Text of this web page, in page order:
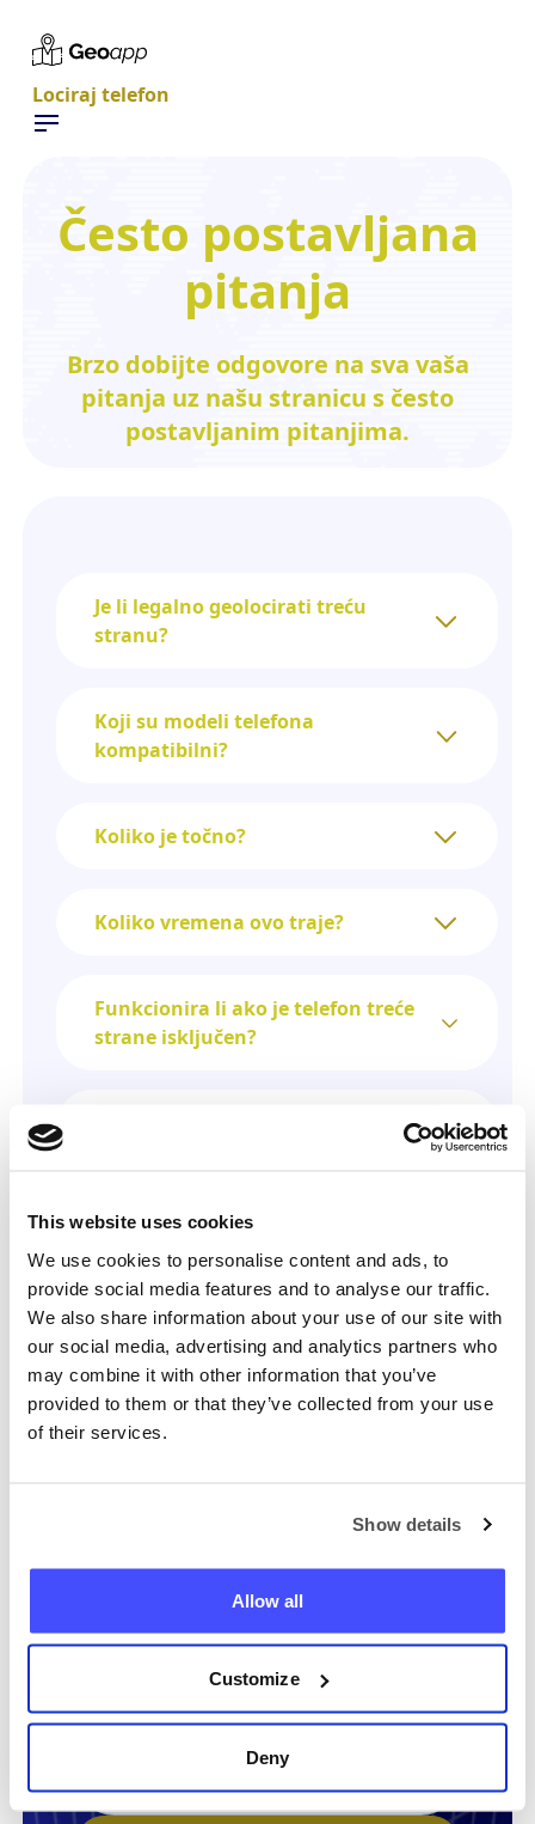
This website uses cookies
We use cookies to personalise content and ads, to
provide social media features and to analyse our traffic.
We also share information about your use of our site with
our social media, advertising and analytics partners who
may combine it with other information that you’ve
provided to them or that they’ve collected from your use
of their services.
Show details
Allow all
Customize
Deny
Lociraj telefon
Često postavljana
pitanja
Brzo dobijte odgovore na sva vaša
pitanja uz našu stranicu s često
postavljanim pitanjima.
Je li legalno geolocirati treću
stranu?
Koji su modeli telefona
kompatibilni?
Koliko je točno?
Koliko vremena ovo traje?
Funkcionira li ako je telefon treće
strane isključen?
Koliko košta geolokacija mobilnog
Da li su moji podaci sigurni?
Kako mogu otkazati pretplatu?
Imate li još neko pitanje?
Locirajte bilo koji telefon sada